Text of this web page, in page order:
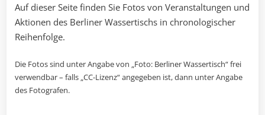
Auf dieser Seite finden Sie Fotos von Veranstaltungen und
Aktionen des Berliner Wassertischs in chronologischer
Reihenfolge.
Die Fotos sind unter Angabe von „Foto: Berliner Wassertisch“ frei
verwendbar – falls „CC-Lizenz“ angegeben ist, dann unter Angabe
des Fotografen.